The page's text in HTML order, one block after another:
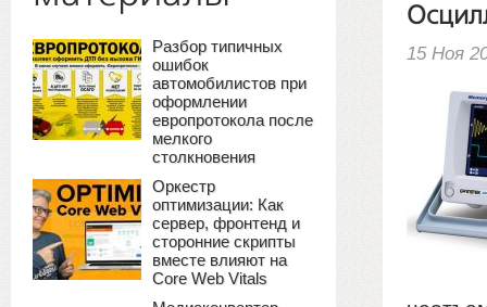
Разбор типичных
ошибок
автомобилистов при
оформлении
европротокола после
мелкого
столкновения
Оркестр
оптимизации: Как
сервер, фронтенд и
сторонние скрипты
вместе влияют на
Core Web Vitals
15 Ноя